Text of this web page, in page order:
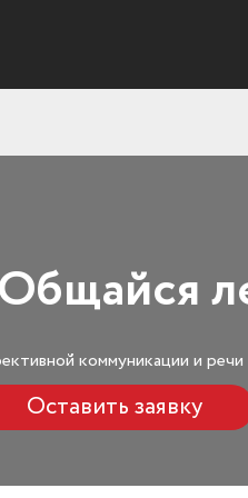
коммуникации и
Оставить заявку